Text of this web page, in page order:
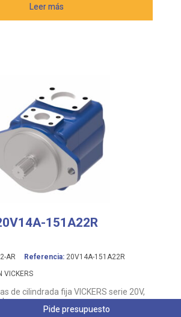
Leer más
151A22R
AR Referencia: 20V14A-151A22R
VICKERS
de cilindrada fija VICKERS serie 20V,
Pide presupuesto